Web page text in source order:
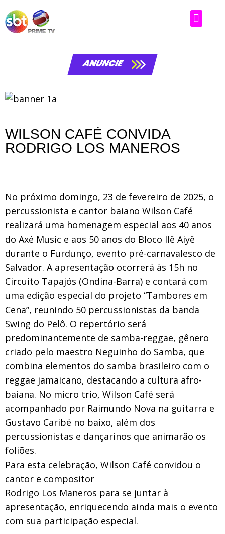
ANUNCIE
WILSON CAFÉ CONVIDA
RODRIGO LOS MANEROS
No próximo domingo, 23 de fevereiro de 2025, o
percussionista e cantor baiano Wilson Café
realizará uma homenagem especial aos 40 anos
do Axé Music e aos 50 anos do Bloco llê Aiyê
durante o Furdunço, evento pré-carnavalesco de
Salvador. A apresentação ocorrerá às 15h no
Circuito Tapajós (Ondina-Barra) e contará com
uma edição especial do projeto “Tambores em
Cena”, reunindo 50 percussionistas da banda
Swing do Pelô. O repertório será
predominantemente de samba-reggae, gênero
criado pelo maestro Neguinho do Samba, que
combina elementos do samba brasileiro com o
reggae jamaicano, destacando a cultura afro-
baiana. No micro trio, Wilson Café será
acompanhado por Raimundo Nova na guitarra e
Gustavo Caribé no baixo, além dos
percussionistas e dançarinos que animarão os
foliões.
Para esta celebração, Wilson Café convidou o
cantor e compositor
Rodrigo Los Maneros para se juntar à
apresentação, enriquecendo ainda mais o evento
com sua participação especial.